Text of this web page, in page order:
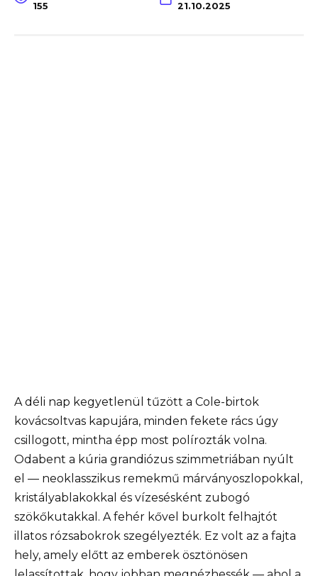
155 21.10.2025
A déli nap kegyetlenül tűzött a Cole-birtok
kovácsoltvas kapujára, minden fekete rács úgy
csillogott, mintha épp most polírozták volna.
Odabent a kúria grandiózus szimmetriában nyúlt
el — neoklasszikus remekmű márványoszlopokkal,
kristályablakokkal és vízesésként zubogó
szökőkutakkal. A fehér kővel burkolt felhajtót
illatos rózsabokrok szegélyezték. Ez volt az a fajta
hely, amely előtt az emberek ösztönösen